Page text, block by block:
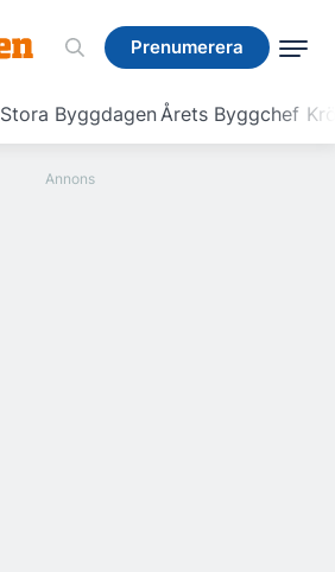
Prenumerera
Stora ByggdagenÅrets Byggchef
Prenumerera